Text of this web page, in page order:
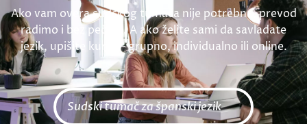
Ako vam overa sudskog tumača nije potrebna, prevod
radimo i bez pečata. A ako želite sami da savladate
jezik, upišite kurs — grupno, individualno ili online.
Sudski tumač za španski jezik